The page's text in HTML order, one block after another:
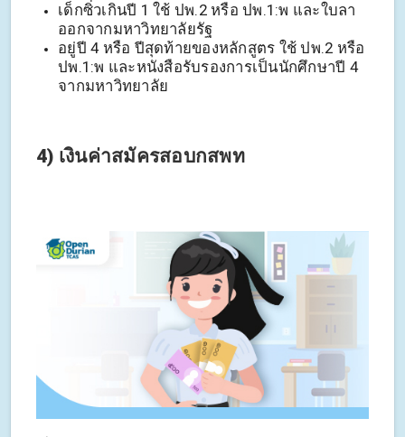
เด็กซิ่วเกินปี 1 ใช้ ปพ.2 หรือ ปพ.1:พ และใบลา
ออกจากมหาวิทยาลัยรัฐ
อยู่ปี 4 หรือ ปีสุดท้ายของหลักสูตร ใช้ ปพ.2 หรือ
ปพ.1:พ และหนังสือรับรองการเป็นนักศึกษาปี 4
จากมหาวิทยาลัย
4) เงินค่าสมัครสอบกสพท